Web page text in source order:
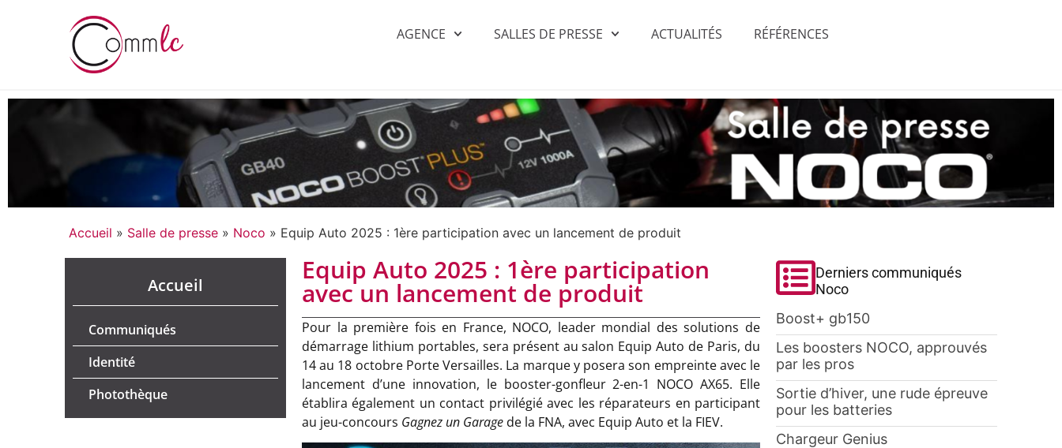
AGENCE SALLES DE PRESSE ACTUALITÉS RÉFÉRENCES
Accueil » Salle de presse » Noco » Equip Auto 2025 : 1ère participation avec un lancement de produit
Accueil
Communiqués
Identité
Photothèque
Equip Auto 2025 : 1ère participation
avec un lancement de produit
Pour la première fois en France, NOCO, leader mondial des solutions de
démarrage lithium portables, sera présent au salon Equip Auto de Paris, du
14 au 18 octobre Porte Versailles. La marque y posera son empreinte avec le
lancement d’une innovation, le booster-gonfleur 2-en-1 NOCO AX65. Elle
établira également un contact privilégié avec les réparateurs en participant
au jeu-concours Gagnez un Garage de la FNA, avec Equip Auto et la FIEV.
Derniers communiqués
Noco
Boost+ gb150
Les boosters NOCO, approuvés
par les pros
Sortie d’hiver, une rude épreuve
pour les batteries
Chargeur Genius